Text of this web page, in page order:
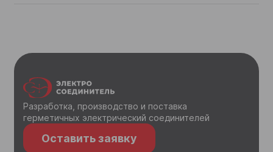
Разработка, производство и поставка
герметичных электрический соединителей
Оставить заявку